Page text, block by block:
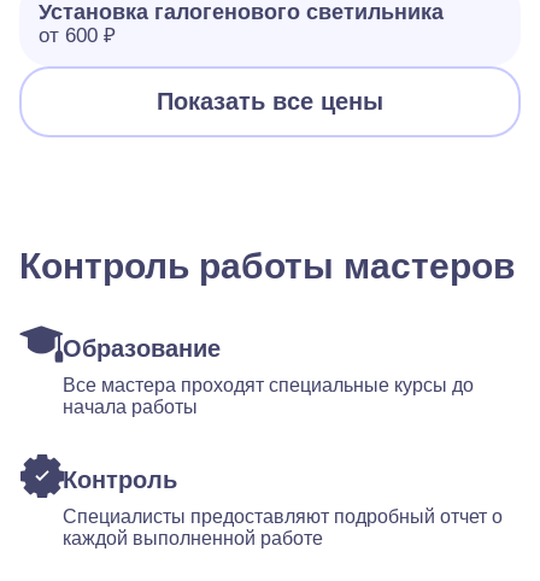
Установка галогенового светильника
от 600 ₽
Показать все цены
Контроль работы мастеров
Образование
Все мастера проходят специальные курсы до
начала работы
Контроль
Специалисты предоставляют подробный отчет о
каждой выполненной работе